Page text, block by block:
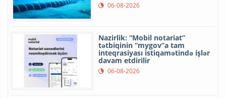
06-08-2026
Nazirlik: “Mobil notariat”
tətbiqinin “mygov”a tam
inteqrasiyası istiqamətində işlər
davam etdirilir
06-08-2026